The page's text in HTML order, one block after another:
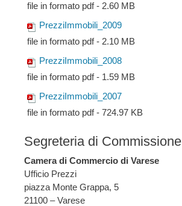
file in formato pdf - 2.60 MB
PrezziImmobili_2009
file in formato pdf - 2.10 MB
PrezziImmobili_2008
file in formato pdf - 1.59 MB
PrezziImmobili_2007
file in formato pdf - 724.97 KB
Segreteria di Commissione
Camera di Commercio di Varese
Ufficio Prezzi
piazza Monte Grappa, 5
21100 – Varese